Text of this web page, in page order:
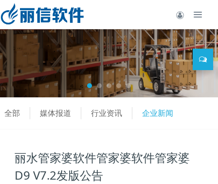
全部 媒体报道 行业资讯 企业新闻
丽水管家婆软件管家婆软件管家婆
D9 V7.2发版公告